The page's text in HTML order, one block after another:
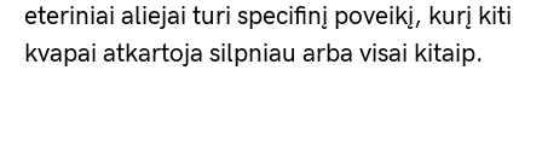
eteriniai aliejai turi specifinį poveikį, kurį kiti
kvapai atkartoja silpniau arba visai kitaip.